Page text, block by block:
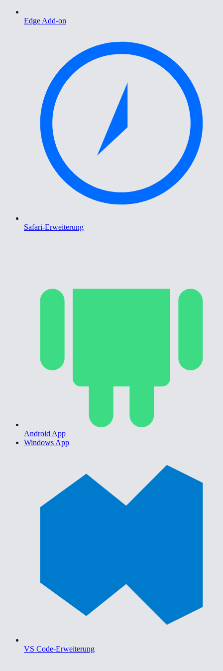
Edge Add-on
Safari-Erweiterung
Android App
Windows App
VS Code-Erweiterung